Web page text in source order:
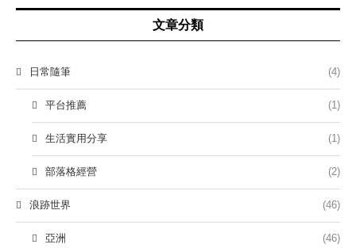
文章分類
日常隨筆 (4)
平台推薦 (1)
生活實用分享 (1)
部落格經營 (2)
浪跡世界 (46)
亞洲 (46)